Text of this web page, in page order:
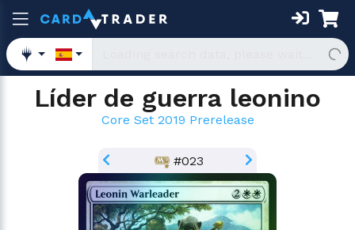
Líder de guerra leonino
Core Set 2019 Prerelease
#023